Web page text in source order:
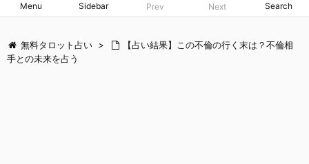
Menu Sidebar Prev Next Search
無料タロット占い >
【占い結果】この不倫の行く末は？不倫相
手との未来を占う